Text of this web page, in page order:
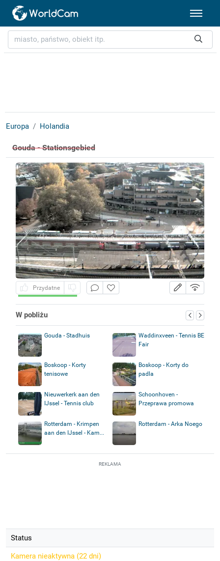
Europa Holandia
Gouda - Stationsgebied
Przydatne
W pobliżu
Gouda - Stadhuis
Waddinxveen - Tennis BE
Fair
Boskoop - Korty
tenisowe
Boskoop - Korty do
padla
Nieuwerkerk aan den
IJssel - Tennis club
Schoonhoven -
Przeprawa promowa
Rotterdam - Krimpen
aan den IJssel - Kam...
Rotterdam - Arka Noego
REKLAMA
Status
Kamera nieaktywna (22 dni)